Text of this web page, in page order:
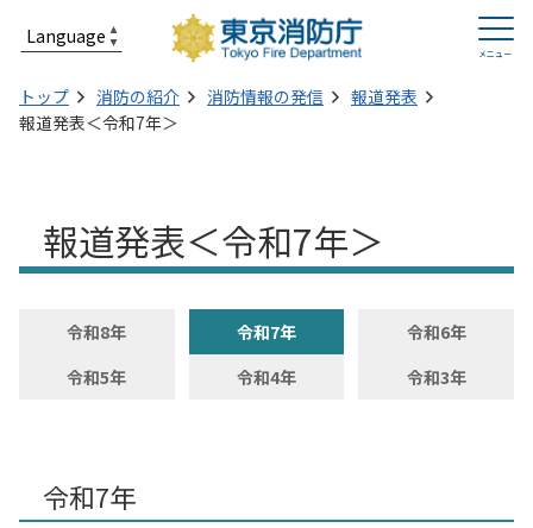
トップ 消防の紹介 消防情報の発信
報道発表
報道発表＜令和7年＞
報道発表＜令和7年＞
令和8年 令和7年
令和6年
令和5年
令和4年 令和3年
令和7年